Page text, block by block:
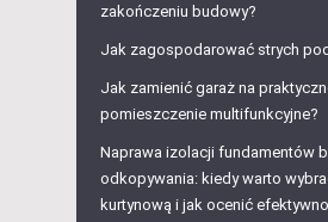
zakończeniu budowy?
Jak zagospodarować strych
Jak zamienić garaż na
pomieszczenie multifunkcyjne?
Naprawa izolacji fundamentów
odkopywania: kiedy warto
kurtynową i jak ocenić